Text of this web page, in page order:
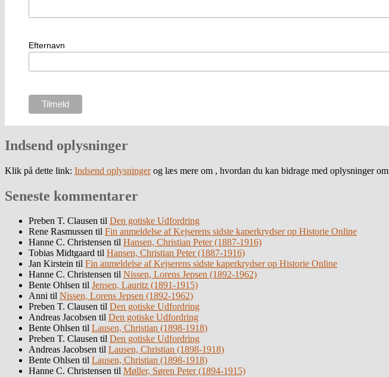
Efternavn
Indsend oplysninger
Klik på dette link: Indsend oplysningerog læs mere om , hvordan du kan bidrage med oplysninger
Seneste kommentarer
Preben T. Clausen til Den gotiske Udfordring
Rene Rasmussen til Fin anmeldelse af Kejserens sidste kaperkrydser op Historie Online
Hanne C. Christensen til Hansen, Christian Peter (1887-1916)
Tobias Midtgaard til Hansen, Christian Peter (1887-1916)
Jan Kirstein til Fin anmeldelse af Kejserens sidste kaperkrydser op Historie Online
Hanne C. Christensen til Nissen, Lorens Jepsen (1892-1962)
Bente Ohlsen til Jensen, Lauritz (1891-1915)
Anni til Nissen, Lorens Jepsen (1892-1962)
Preben T. Clausen til Den gotiske Udfordring
Andreas Jacobsen til Den gotiske Udfordring
Bente Ohlsen til Lausen, Christian (1898-1918)
Preben T. Clausen til Den gotiske Udfordring
Andreas Jacobsen til Lausen, Christian (1898-1918)
Bente Ohlsen til Lausen, Christian (1898-1918)
Hanne C. Christensen til Møller, Søren Peter (1894-1915)